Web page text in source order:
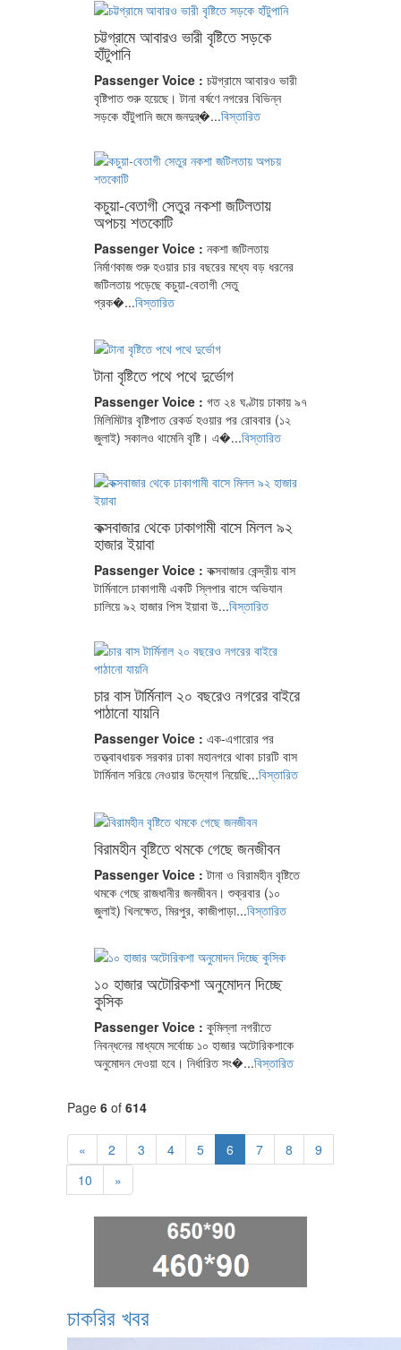
চট্টগ্রামে আবারও ভারী বৃষ্টিতে সড়কে
হাঁটুপানি
Passenger Voice : চট্টগ্রামে আবারও ভারী
বৃষ্টিপাত শুরু হয়েছে। টানা বর্ষণে নগরের বিভিন্ন
সড়কে হাঁটুপানি জমে জনদুর্�...বিস্তারিত
কচুয়া-বেতাগী সেতুর নকশা জটিলতায়
অপচয় শতকোটি
Passenger Voice : নকশা জটিলতায়
নির্মাণকাজ শুরু হওয়ার চার বছরের মধ্যে বড় ধরনের
জটিলতায় পড়েছে কচুয়া-বেতাগী সেতু
প্রক�...বিস্তারিত
টানা বৃষ্টিতে পথে পথে দুর্ভোগ
Passenger Voice : গত ২৪ ঘণ্টায় ঢাকায় ৯৭
মিলিমিটার বৃষ্টিপাত রেকর্ড হওয়ার পর রোববার (১২
জুলাই) সকালও থামেনি বৃষ্টি। এ�...বিস্তারিত
কক্সবাজার থেকে ঢাকাগামী বাসে মিলল ৯২
হাজার ইয়াবা
Passenger Voice : কক্সবাজার কেন্দ্রীয় বাস
টার্মিনালে ঢাকাগামী একটি স্লিপার বাসে অভিযান
চালিয়ে ৯২ হাজার পিস ইয়াবা উ...বিস্তারিত
চার বাস টার্মিনাল ২০ বছরেও নগরের বাইরে
পাঠানো যায়নি
Passenger Voice : এক-এগারোর পর
তত্ত্বাবধায়ক সরকার ঢাকা মহানগরে থাকা চারটি বাস
টার্মিনাল সরিয়ে নেওয়ার উদ্যোগ নিয়েছি...বিস্তারিত
বিরামহীন বৃষ্টিতে থমকে গেছে জনজীবন
Passenger Voice : টানা ও বিরামহীন বৃষ্টিতে
থমকে গেছে রাজধানীর জনজীবন। শুক্রবার (১০
জুলাই) খিলক্ষেত, মিরপুর, কাজীপাড়া...বিস্তারিত
১০ হাজার অটোরিকশা অনুমোদন দিচ্ছে
কুসিক
Passenger Voice : কুমিল্লা নগরীতে
নিবন্ধনের মাধ্যমে সর্বোচ্চ ১০ হাজার অটোরিকশাকে
অনুমোদন দেওয়া হবে। নির্ধারিত সং�...বিস্তারিত
Page 6 of 614
« 2 3 4 5 6 7 8
9
10
»
চাকরির খবর